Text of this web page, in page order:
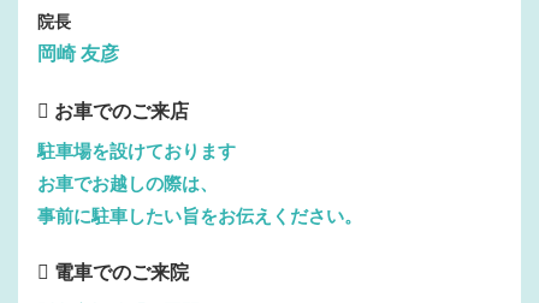
院長
岡崎 友彦
お車でのご来店
駐車場を設けております
お車でお越しの際は、
事前に駐車したい旨をお伝えください。
電車でのご来院